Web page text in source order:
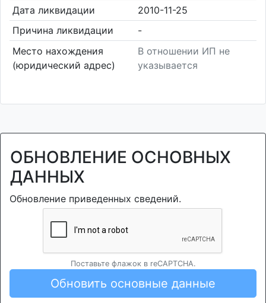
Дата ликвидации
2010-11-25
Причина ликвидации
-
Место нахождения
(юридический адрес)
В отношении ИП не
указывается
ОБНОВЛЕНИЕ ОСНОВНЫХ
ДАННЫХ
Обновление приведенных сведений.
Поставьте флажок в reCAPTCHA.
Обновить основные данные